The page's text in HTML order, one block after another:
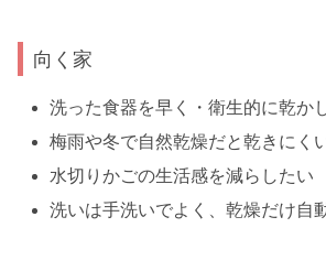
向く家
洗った食器を早く・衛生的に乾か
梅雨や冬で自然乾燥だと乾きにく
水切りかごの生活感を減らしたい
洗いは手洗いでよく、乾燥だけ自